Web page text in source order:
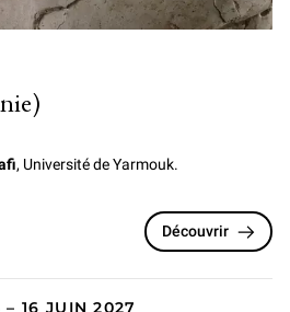
, Université de Yarmouk.
Découvrir
– 16 JUIN 2027